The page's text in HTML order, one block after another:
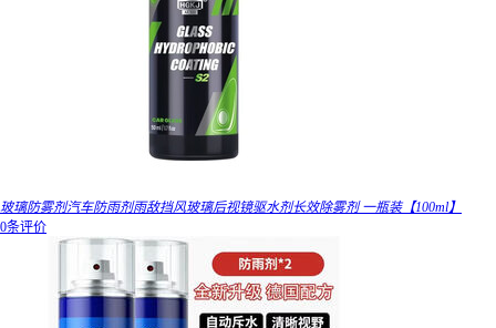
玻璃防雾剂汽车防雨剂雨敌挡风玻璃后视镜驱水剂长效除雾剂 一瓶装【100ml】
0条评价